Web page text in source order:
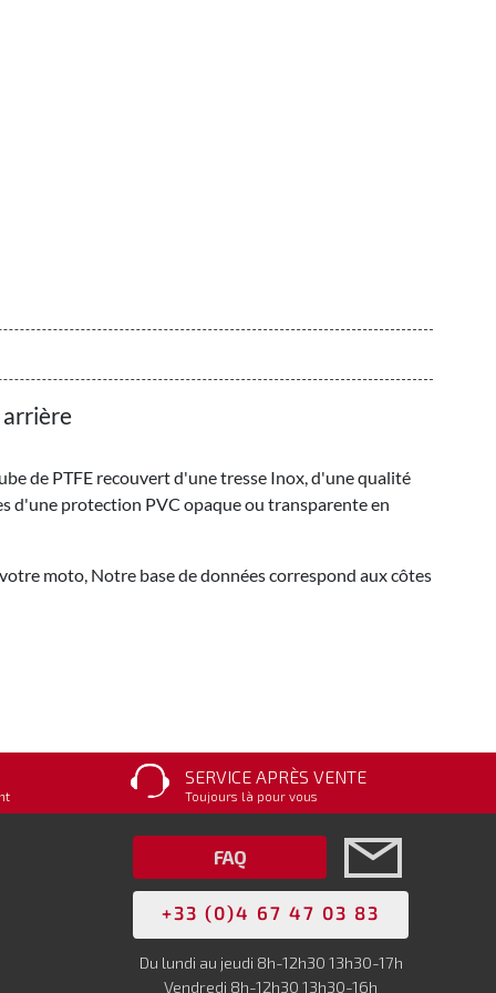
de PTFE recouvert d'une tresse Inox, d'une qualité
d'une protection PVC opaque ou transparente en
moto, Notre base de données correspond aux côtes
SERVICE APRÈS VENTE
Toujours là pour vous
FAQ
+33 (0)4 67 47 03 83
Du lundi au jeudi 8h-12h30 13h30-17h
Vendredi 8h-12h30 13h30-16h